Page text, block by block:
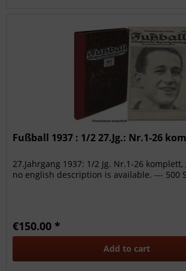
Fußball 1937 : 1/2 27.Jg.: Nr.1-26
27.Jahrgang 1937: 1/2 Jg. Nr.1-26
no english description is available. --- 500
€150.00 *
Add to cart